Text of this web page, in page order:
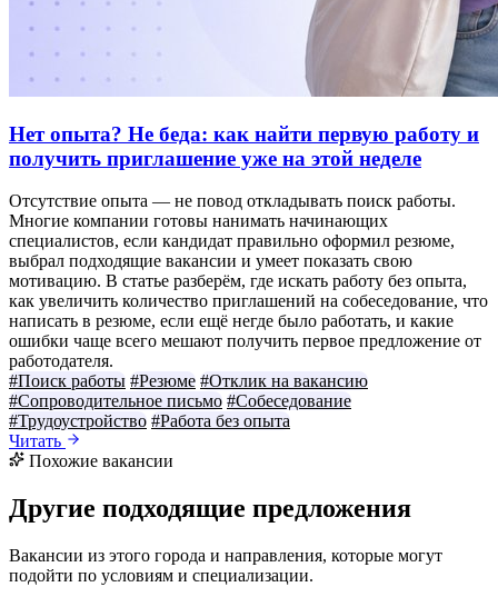
Нет опыта? Не беда: как найти первую работу и
получить приглашение уже на этой неделе
Отсутствие опыта — не повод откладывать поиск работы.
Многие компании готовы нанимать начинающих
специалистов, если кандидат правильно оформил резюме,
выбрал подходящие вакансии и умеет показать свою
мотивацию. В статье разберём, где искать работу без опыта,
как увеличить количество приглашений на собеседование, что
написать в резюме, если ещё негде было работать, и какие
ошибки чаще всего мешают получить первое предложение от
работодателя.
#Поиск работы #Резюме #Отклик на вакансию
#Сопроводительное письмо #Собеседование
#Трудоустройство #Работа без опыта
Читать
Похожие вакансии
Другие подходящие предложения
Вакансии из этого города и направления, которые могут
подойти по условиям и специализации.